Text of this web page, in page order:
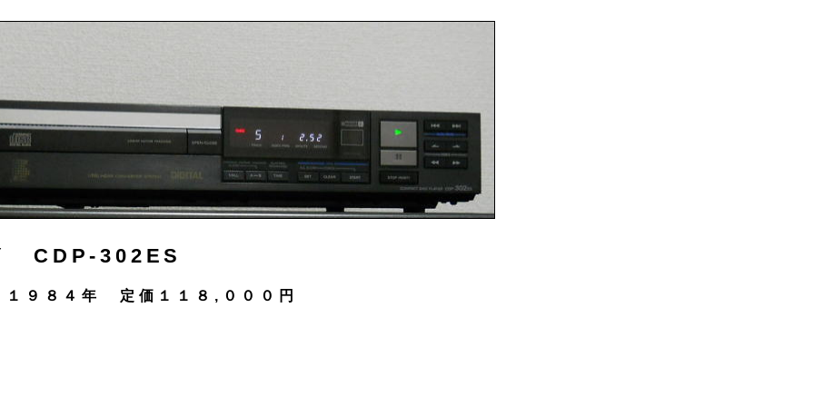
CDP-302ES
１９８４年 定価１１８,０００円